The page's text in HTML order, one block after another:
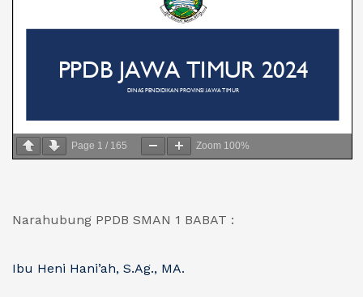
Page 1 / 165 Zoom 100%
Narahubung PPDB SMAN 1 BABAT :
Ibu Heni Hani’ah, S.Ag., MA.